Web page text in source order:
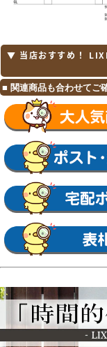
▼ 当店おすすめ！